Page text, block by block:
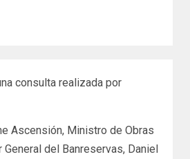
consulta realizada por
Ascensión, Ministro de Obras
del Banreservas, Daniel